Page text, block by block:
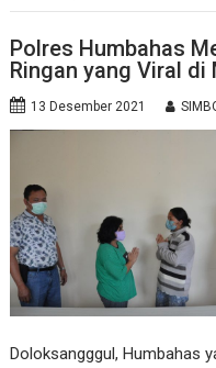
Polres Humbahas
Ringan yang Viral di
13 Desember 2021
Doloksangggul, Humbahas